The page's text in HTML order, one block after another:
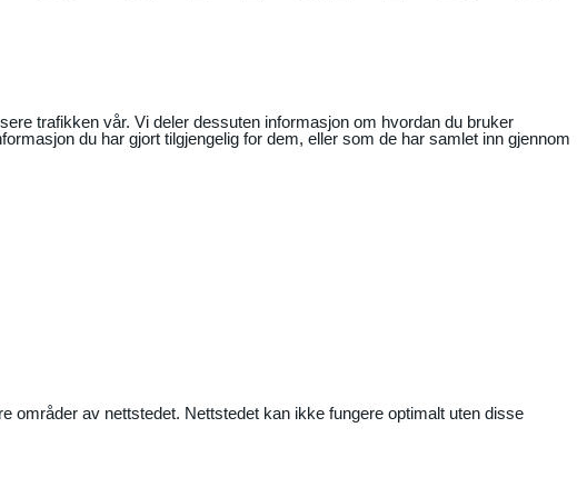
trafikken vår. Vi deler dessuten informasjon om hvordan du bruker
du har gjort tilgjengelig for dem, eller som de har samlet inn gjennom
områder av nettstedet. Nettstedet kan ikke fungere optimalt uten disse